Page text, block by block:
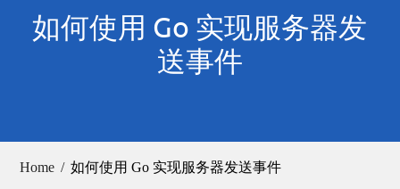
如何使用 Go 实现服务器发
送事件
Home 如何使用 Go 实现服务器发送事件